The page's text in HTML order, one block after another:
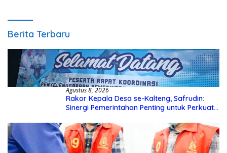
Berita Terbaru
Agustus 8, 2026
Rakor Kepala Desa se-Kalteng, Safrudin:
Sinergi Pemerintahan Penting untuk Perkuat